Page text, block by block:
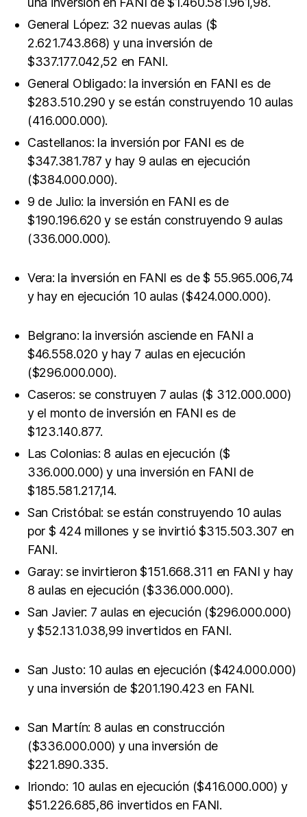
General López: 32 nuevas aulas ($
2.621.743.868) y una inversión de
$337.177.042,52 en FANI.
General Obligado: la inversión en FANI es de
$283.510.290 y se están construyendo 10 aulas
(416.000.000).
Castellanos: la inversión por FANI es de
$347.381.787 y hay 9 aulas en ejecución
($384.000.000).
9 de Julio: la inversión en FANI es de
$190.196.620 y se están construyendo 9 aulas
(336.000.000).
Vera: la inversión en FANI es de $ 55.965.006,74
y hay en ejecución 10 aulas ($424.000.000).
Belgrano: la inversión asciende en FANI a
$46.558.020 y hay 7 aulas en ejecución
($296.000.000).
Caseros: se construyen 7 aulas ($ 312.000.000)
y el monto de inversión en FANI es de
$123.140.877.
Las Colonias: 8 aulas en ejecución ($
336.000.000) y una inversión en FANI de
$185.581.217,14.
San Cristóbal: se están construyendo 10 aulas
por $ 424 millones y se invirtió $315.503.307 en
FANI.
Garay: se invirtieron $151.668.311 en FANI y hay
8 aulas en ejecución ($336.000.000).
San Javier: 7 aulas en ejecución ($296.000.000)
y $52.131.038,99 invertidos en FANI.
San Justo: 10 aulas en ejecución ($424.000.000)
y una inversión de $201.190.423 en FANI.
San Martín: 8 aulas en construcción
($336.000.000) y una inversión de
$221.890.335.
Iriondo: 10 aulas en ejecución ($416.000.000) y
$51.226.685,86 invertidos en FANI.